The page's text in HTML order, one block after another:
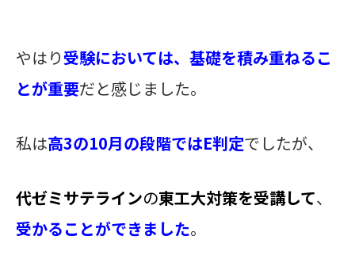
やはり受験においては、基礎を積み重ねるこ
とが重要だと感じました。
私は高3の10月の段階ではE判定でしたが、
代ゼミサテラインの東工大対策を受講して、
受かることができました。